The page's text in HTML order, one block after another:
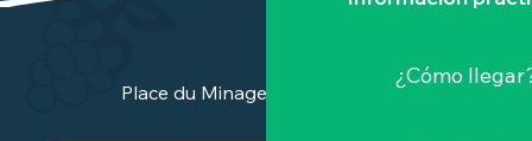
¿Cómo
Place du Minage - 44190 Clisson